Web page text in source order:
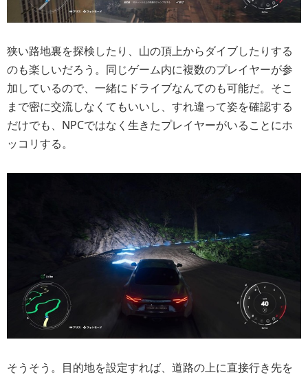
狭い路地裏を探検したり、山の頂上からダイブしたりする
のも楽しいだろう。同じゲーム内に複数のプレイヤーが参
加しているので、一緒にドライブなんてのも可能だ。そこ
まで密に交流しなくてもいいし、すれ違って姿を確認する
だけでも、NPCではなく生きたプレイヤーがいることにホ
ッコリする。
そうそう。目的地を設定すれば、道路の上に直接行き先を